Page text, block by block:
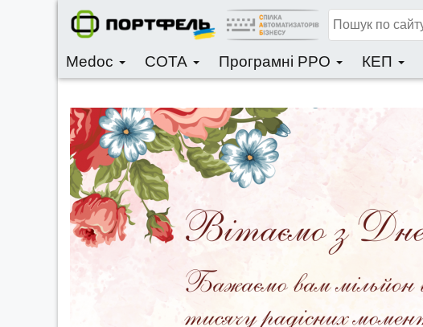
Medoc СОТА Програмні РРО КЕП